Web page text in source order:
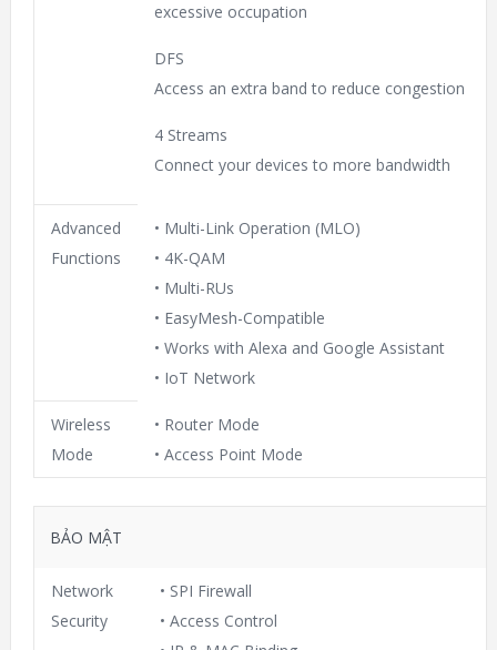
excessive occupation
DFS
Access an extra band to reduce congestion
4 Streams
Connect your devices to more bandwidth
Advanced
Functions
• Multi-Link Operation (MLO)
• 4K-QAM
• Multi-RUs
• EasyMesh-Compatible
• Works with Alexa and Google Assistant
• IoT Network
Wireless
Mode
• Router Mode
• Access Point Mode
BẢO MẬT
Network
Security
• SPI Firewall
• Access Control